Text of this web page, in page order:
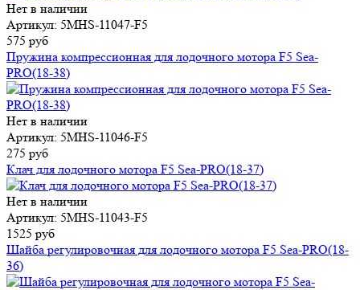
Нет в наличии
Артикул: 5MHS-11047-F5
575 руб
Пружина компрессионная для лодочного мотора F5 Sea-
PRO(18-38)
Нет в наличии
Артикул: 5MHS-11046-F5
275 руб
Клач для лодочного мотора F5 Sea-PRO(18-37)
Нет в наличии
Артикул: 5MHS-11043-F5
1525 руб
Шайба регулировочная для лодочного мотора F5 Sea-PRO(18-
36)